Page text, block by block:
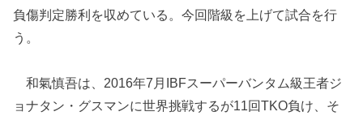
負傷判定勝利を収めている。今回階級を上げて試合を行
う。
和氣慎吾は、2016年7月IBFスーパーバンタム級王者ジ
ョナタン・グスマンに世界挑戦するが11回TKO負け、そ